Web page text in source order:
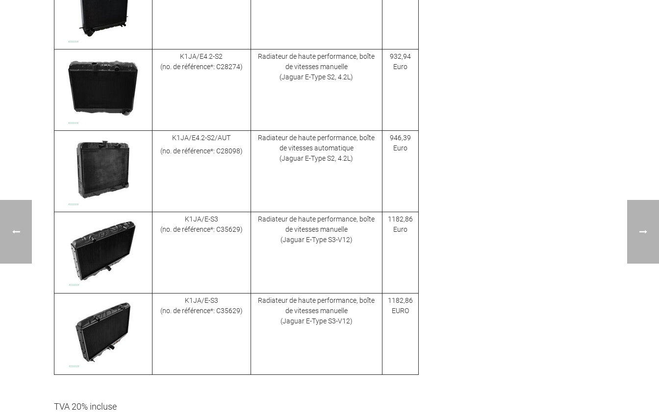
K1JA/E4.2-S2
(no. de référence*: C28274)
Radiateur de haute performance, boîte
de vitesses manuelle
(Jaguar E-Type S2, 4.2L)
932,94
Euro
K1JA/E4.2-S2/AUT
(no. de référence*: C28098)
Radiateur de haute performance, boîte
de vitesses automatique
(Jaguar E-Type S2, 4.2L)
946,39
Euro
K1JA/E-S3
(no. de référence*: C35629)
Radiateur de haute performance, boîte
de vitesses manuelle
(Jaguar E-Type S3-V12)
1182,86
Euro
K1JA/E-S3
(no. de référence*: C35629)
Radiateur de haute performance, boîte
de vitesses manuelle
(Jaguar E-Type S3-V12)
1182,86
EURO
TVA 20% incluse